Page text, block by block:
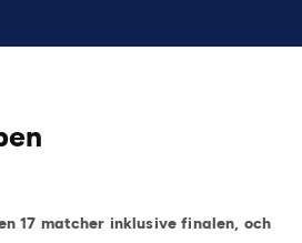
17 matcher inklusive finalen, och